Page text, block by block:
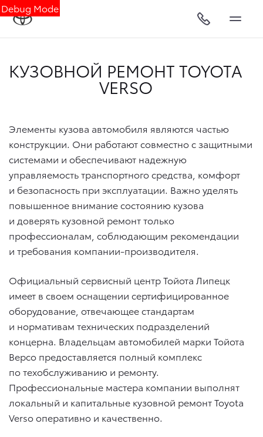
Debug Mode
КУЗОВНОЙ РЕМОНТ TOYOTA
VERSO
Элементы кузова автомобиля являются частью
конструкции. Они работают совместно с защитными
системами и обеспечивают надежную
управляемость транспортного средства, комфорт
и безопасность при эксплуатации. Важно уделять
повышенное внимание состоянию кузова
и доверять кузовной ремонт только
профессионалам, соблюдающим рекомендации
и требования компании-производителя.
Официальный сервисный центр Тойота Липецк
имеет в своем оснащении сертифицированное
оборудование, отвечающее стандартам
и нормативам технических подразделений
концерна. Владельцам автомобилей марки Тойота
Версо предоставляется полный комплекс
по техобслуживанию и ремонту.
Профессиональные мастера компании выполнят
локальный и капитальные кузовной ремонт Toyota
Verso оперативно и качественно.